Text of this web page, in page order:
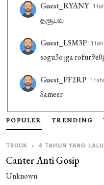
Guest_RYANY 1
தசூபவ
Guest_L5M3P 1
sogu3o jga
Guest_PF2RP 1
Sameer
Guest_Q7IGP 1
jensom
Hyundai creta 2015
POPULER TRENDING
TRUCK • 4 TAHUN YANG LALU
Canter Anti Gosip
Unknown